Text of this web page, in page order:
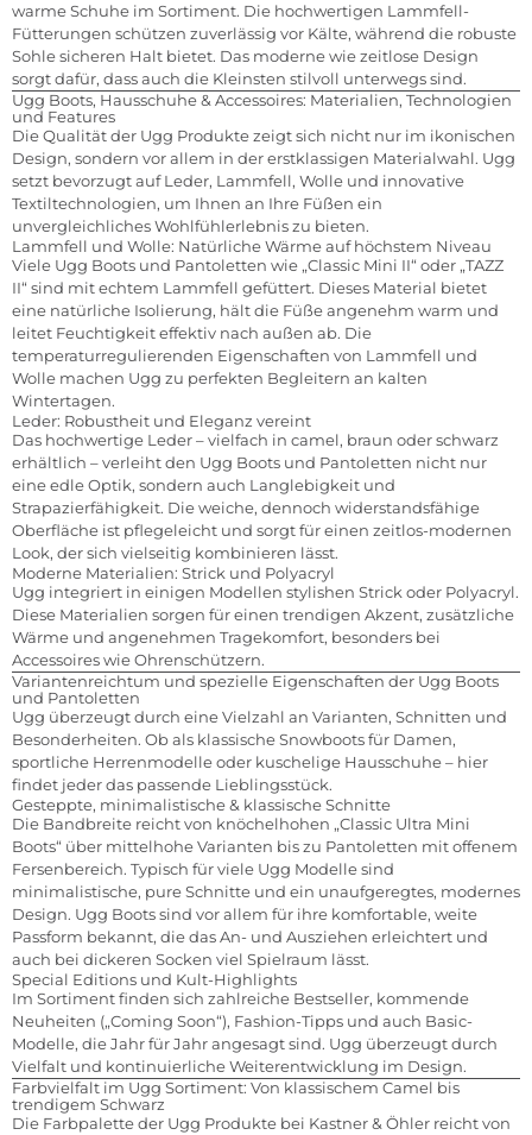
warme Schuhe im Sortiment. Die hochwertigen Lammfell-
Fütterungen schützen zuverlässig vor Kälte, während die robuste
Sohle sicheren Halt bietet. Das moderne wie zeitlose Design
sorgt dafür, dass auch die Kleinsten stilvoll unterwegs sind.
Ugg Boots, Hausschuhe & Accessoires: Materialien, Technologien
und Features
Die Qualität der Ugg Produkte zeigt sich nicht nur im ikonischen
Design, sondern vor allem in der erstklassigen Materialwahl. Ugg
setzt bevorzugt auf Leder, Lammfell, Wolle und innovative
Textiltechnologien, um Ihnen an Ihre Füßen ein
unvergleichliches Wohlfühlerlebnis zu bieten.
Lammfell und Wolle: Natürliche Wärme auf höchstem Niveau
Viele Ugg Boots und Pantoletten wie „Classic Mini II“ oder „TAZZ
II“ sind mit echtem Lammfell gefüttert. Dieses Material bietet
eine natürliche Isolierung, hält die Füße angenehm warm und
leitet Feuchtigkeit effektiv nach außen ab. Die
temperaturregulierenden Eigenschaften von Lammfell und
Wolle machen Ugg zu perfekten Begleitern an kalten
Wintertagen.
Leder: Robustheit und Eleganz vereint
Das hochwertige Leder – vielfach in camel, braun oder schwarz
erhältlich – verleiht den Ugg Boots und Pantoletten nicht nur
eine edle Optik, sondern auch Langlebigkeit und
Strapazierfähigkeit. Die weiche, dennoch widerstandsfähige
Oberfläche ist pflegeleicht und sorgt für einen zeitlos-modernen
Look, der sich vielseitig kombinieren lässt.
Moderne Materialien: Strick und Polyacryl
Ugg integriert in einigen Modellen stylishen Strick oder Polyacryl.
Diese Materialien sorgen für einen trendigen Akzent, zusätzliche
Wärme und angenehmen Tragekomfort, besonders bei
Accessoires wie Ohrenschützern.
Variantenreichtum und spezielle Eigenschaften der Ugg Boots
und Pantoletten
Ugg überzeugt durch eine Vielzahl an Varianten, Schnitten und
Besonderheiten. Ob als klassische Snowboots für Damen,
sportliche Herrenmodelle oder kuschelige Hausschuhe – hier
findet jeder das passende Lieblingsstück.
Gesteppte, minimalistische & klassische Schnitte
Die Bandbreite reicht von knöchelhohen „Classic Ultra Mini
Boots“ über mittelhohe Varianten bis zu Pantoletten mit offenem
Fersenbereich. Typisch für viele Ugg Modelle sind
minimalistische, pure Schnitte und ein unaufgeregtes, modernes
Design. Ugg Boots sind vor allem für ihre komfortable, weite
Passform bekannt, die das An- und Ausziehen erleichtert und
auch bei dickeren Socken viel Spielraum lässt.
Special Editions und Kult-Highlights
Im Sortiment finden sich zahlreiche Bestseller, kommende
Neuheiten („Coming Soon“), Fashion-Tipps und auch Basic-
Modelle, die Jahr für Jahr angesagt sind. Ugg überzeugt durch
Vielfalt und kontinuierliche Weiterentwicklung im Design.
Farbvielfalt im Ugg Sortiment: Von klassischem Camel bis
trendigem Schwarz
Die Farbpalette der Ugg Produkte bei Kastner & Öhler reicht von